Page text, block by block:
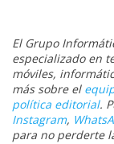
El Grupo
especializado en
móviles,
más sobre el
política editorial.
Instagram,
para no perderte